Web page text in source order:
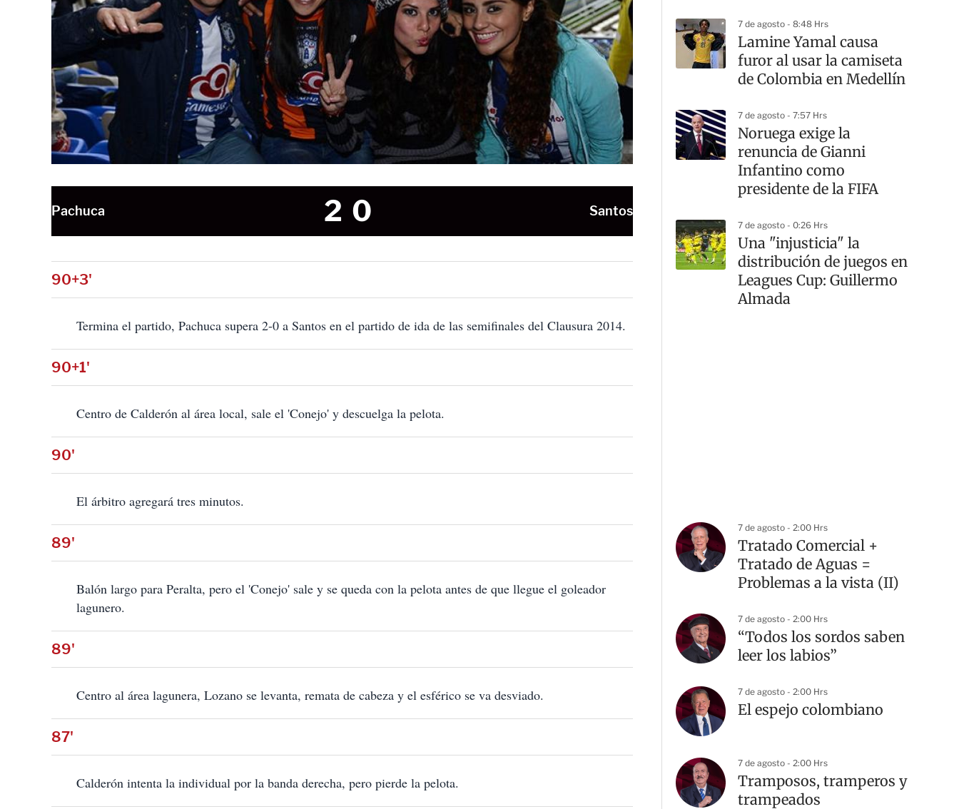
Pachuca 2 0 Santos
90+3'
Termina el partido, Pachuca supera 2-0 a Santos en el partido de ida de las semifinales del Clausura 2014.
90+1'
Centro de Calderón al área local, sale el 'Conejo' y descuelga la pelota.
90'
El árbitro agregará tres minutos.
89'
Balón largo para Peralta, pero el 'Conejo' sale y se queda con la pelota antes de que llegue el goleador
lagunero.
89'
Centro al área lagunera, Lozano se levanta, remata de cabeza y el esférico se va desviado.
87'
Calderón intenta la individual por la banda derecha, pero pierde la pelota.
7 de agosto - 8:48 Hrs
Lamine Yamal causa
furor al usar la camiseta
de Colombia en Medellín
7 de agosto - 7:57 Hrs
Noruega exige la
renuncia de Gianni
Infantino como
presidente de la FIFA
7 de agosto - 0:26 Hrs
Una "injusticia" la
distribución de juegos en
Leagues Cup: Guillermo
Almada
7 de agosto - 2:00 Hrs
Tratado Comercial +
Tratado de Aguas =
Problemas a la vista (II)
7 de agosto - 2:00 Hrs
“Todos los sordos saben
leer los labios”
7 de agosto - 2:00 Hrs
El espejo colombiano
7 de agosto - 2:00 Hrs
Tramposos, tramperos y
trampeados